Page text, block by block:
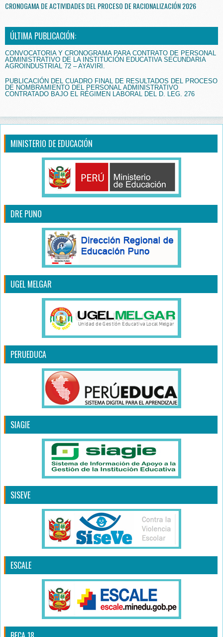
CRONOGAMA DE ACTIVIDADES DEL PROCESO DE RACIONALIZACIÓN 2026
ÚLTIMA PUBLICACIÓN:
CONVOCATORIA Y CRONOGRAMA PARA CONTRATO DE PERSONAL
ADMINISTRATIVO DE LA INSTITUCIÓN EDUCATIVA SECUNDARIA
AGROINDUSTRIAL 72 – AYAVIRI.
PUBLICACIÓN DEL CUADRO FINAL DE RESULTADOS DEL PROCESO
DE NOMBRAMIENTO DEL PERSONAL ADMINISTRATIVO
CONTRATADO BAJO EL RÉGIMEN LABORAL DEL D. LEG. 276
MINISTERIO DE EDUCACIÓN
DRE PUNO
UGEL MELGAR
PERUEDUCA
SIAGIE
SISEVE
ESCALE